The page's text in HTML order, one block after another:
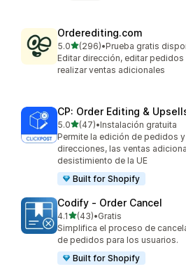
Orderediting.com
5.0de 5 estrellas
(296)
296 reseñas en total
•Prueba gratis
Editar dirección, editar pedidos
realizar ventas adicionales
CP: Order Editing &
5.0de 5 estrellas
(47)
47 reseñas en total
•Instalación gratuita
Permite la edición de pedidos y
direcciones, las ventas
desistimiento de la UE
Built for Shopify
Codify ‑ Order Cancel
4.1de 5 estrellas
(43)
43 reseñas en total
•Gratis
Simplifica el proceso de
de pedidos para los usuarios.
Built for Shopify